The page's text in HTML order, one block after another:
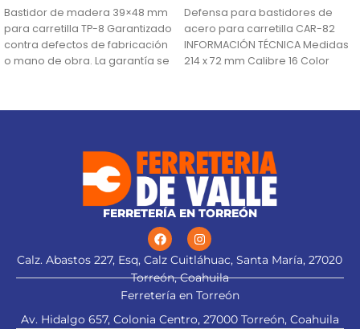
Bastidor de madera 39×48 mm
para carretilla TP-8 Garantizado
contra defectos de fabricación
o mano de obra. La garantía se
Defensa para bastidores de
acero para carretilla CAR-82
INFORMACIÓN TÉCNICA Medidas
214 x 72 mm Calibre 16 Color
FERRETERÍA EN TORREÓN
Calz. Abastos 227, Esq, Calz Cuitláhuac, Santa María, 27020
Torreón, Coahuila
Ferretería en Torreón
Av. Hidalgo 657, Colonia Centro, 27000 Torreón, Coahuila